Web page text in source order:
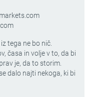
tega ne bo nič.
časa in volje v to, da bi
je, da to storim.
dalo najti nekoga, ki bi